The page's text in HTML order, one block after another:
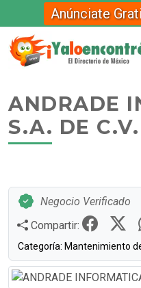
Anúnciate
ANDRADE
S.A. DE C.V.
Negocio Verificado
Compartir:
Categoría: Mantenimiento